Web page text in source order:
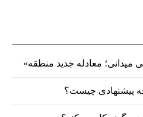
میدانی؛ معادله جدید منطقه»
پیشنهادی چیست؟